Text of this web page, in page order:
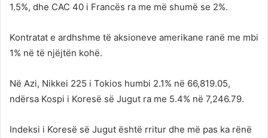
1.5%, dhe CAC 40 i Francës ra me më shumë se 2%.
Kontratat e ardhshme të aksioneve amerikane ranë me mbi
1% në të njëjtën kohë.
Në Azi, Nikkei 225 i Tokios humbi 2.1% në 66,819.05,
ndërsa Kospi i Koresë së Jugut ra me 5.4% në 7,246.79.
Indeksi i Koresë së Jugut është rritur dhe më pas ka rënë